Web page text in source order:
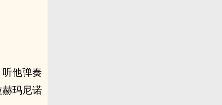
他弹奏
玛尼诺